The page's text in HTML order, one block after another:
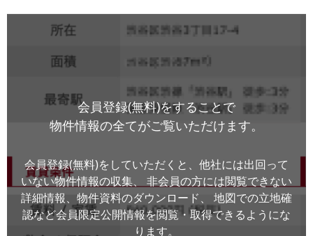
会員登録(無料)をすることで
物件情報の全てがご覧いただけます。
会員登録(無料)をしていただくと、他社には出回って
いない物件情報の収集、
非会員の方には閲覧できない
詳細情報、物件資料のダウンロード、
地図での立地確
認など会員限定公開情報を閲覧・取得できるようにな
ります。